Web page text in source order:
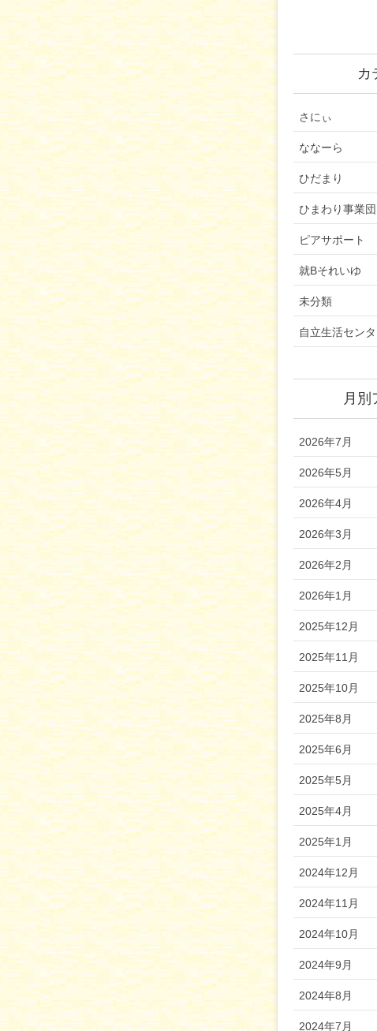
カ
さにぃ
ななーら
ひだまり
ひまわり事業団
ピアサポート
就Bそれいゆ
未分類
自立生活セン
月別
2026年7月
2026年5月
2026年4月
2026年3月
2026年2月
2026年1月
2025年12月
2025年11月
2025年10月
2025年8月
2025年6月
2025年5月
2025年4月
2025年1月
2024年12月
2024年11月
2024年10月
2024年9月
2024年8月
2024年7月